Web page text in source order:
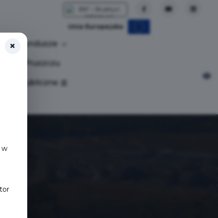
Unia Europejska
Fundusze
w Pruszczu
publiczne
×
w